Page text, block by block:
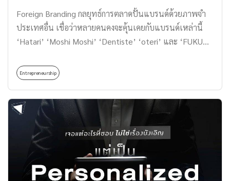
อีกหนึ่งช่องทางที่ทำให้สามารถนำเสนอสินค้าและบริการให้
ตรงกลุ่มเป้าหมายได้ดี ผ่านการรีวิวสินค้า แนะนำ
ประสบการณ์ หรือแชร์ข้อมูลต่าง ๆ ของผู้โปรโมตที่ดึงดูด
คืออะไร TikTok […]
Foreign Branding กลยุทธ์การตลาดปั้นแบรนด์ด้วยภาพจำ
ประเทศอื่น เชื่อว่าหลายคนคงจะคุ้นเคยกับแบรนด์เหล่านี้
‘Hatari’ ‘Moshi Moshi’ ‘Dentiste’ ‘oteri’ และ ‘FUKU
แน่นอน แต่รู้หรือไม่ว่า… แท้ที่จริงแล้ว แบรนด์เหล่านี้คือ
แบรนด์สัญชาติไทย!!! แม้ว่าชื่อแบรนด์อาจจะดูไม่เหมือนว่า
เป็นแบรนด์ไทย ซึ่งขอบอกเลยว่าไม่ใช่เรื่องของมูเตลู หรือ
ความบังเอิญ แต่เป็นกลยุทธ์การตลาดที่เรียกว่า Foreign
Branding แล้วการทำการตลาดเช่นนี้คืออะไร Thomas
Thailand พาไปรู้จักพร้อมกันเลย แบรนด์ไทยใช้กลยุทธ์การ
ตลาด Foreign Branding แบรนด์ที่เราคงจะเคยพบเห็นอยู่
บ่อยครั้ง ไม่ว่าจะเป็น ‘Hatari’ ฮาตาริแบรนด์พัดลมที่อยู่คู่คน
Entrepreneurship